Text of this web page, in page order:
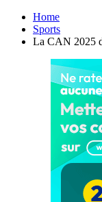
Home
Sports
La CAN 2025